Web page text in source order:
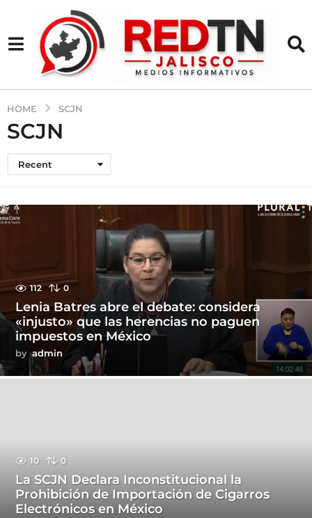
HOME SCJN
SCJN
Recent
112 0
Lenia Batres abre el debate: considera
«injusto» que las herencias no paguen
impuestos en México
by admin
10 0
La SCJN Declara Inconstitucional la
Prohibición de Importación de Cigarros
Electrónicos en México